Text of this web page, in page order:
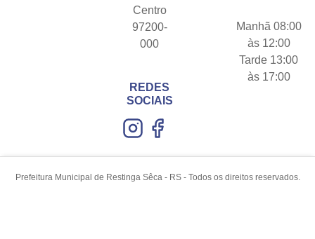
Centro
97200-
000
REDES
SOCIAIS
Manhã 08:00
às 12:00
Tarde 13:00
às 17:00
Prefeitura Municipal de Restinga Sêca - RS - Todos os direitos reservados.